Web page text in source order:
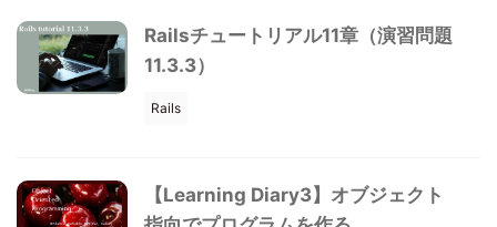
Railsチュートリアル11章（演習問題
11.3.3）
Rails
【Learning Diary3】オブジェクト